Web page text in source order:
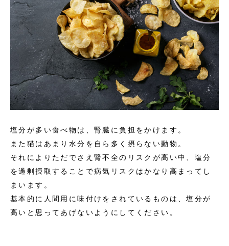
塩分が多い食べ物は、腎臓に負担をかけます。
また猫はあまり水分を自ら多く摂らない動物。
それによりただでさえ腎不全のリスクが高い中、塩分
を過剰摂取することで病気リスクはかなり高まってし
まいます。
基本的に人間用に味付けをされているものは、塩分が
高いと思ってあげないようにしてください。